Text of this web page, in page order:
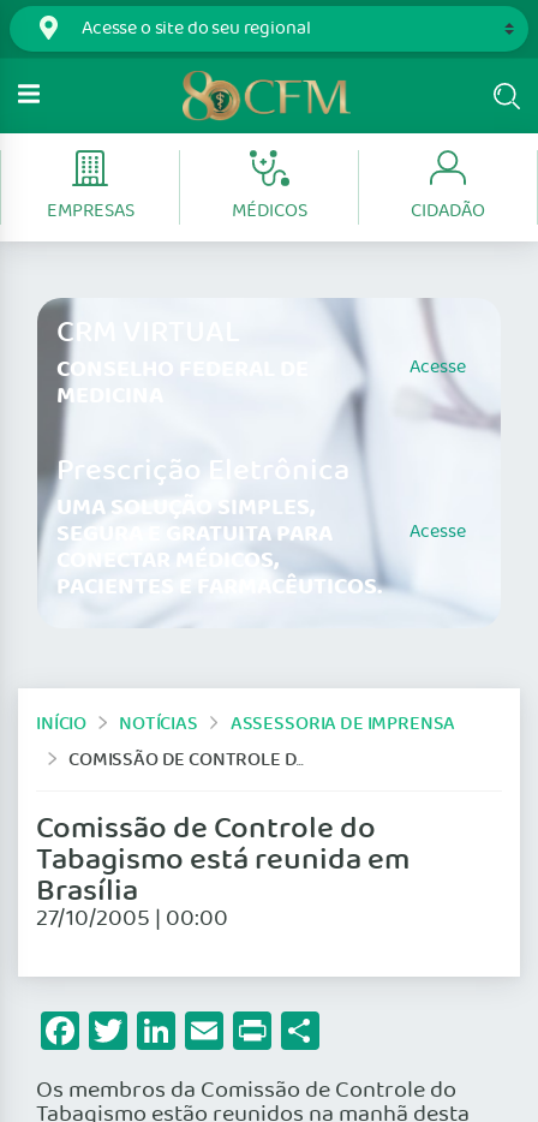
EMPRESAS MÉDICOS CIDADÃO
CRM VIRTUAL
CONSELHO FEDERAL DE
MEDICINA
Acesse
Prescrição Eletrônica
UMA SOLUÇÃO SIMPLES,
SEGURA E GRATUITA PARA
CONECTAR MÉDICOS,
PACIENTES E FARMACÊUTICOS.
Acesse
INÍCIO NOTÍCIAS
ASSESSORIA DE IMPRENSA
COMISSÃO DE CONTROLE DO TABAGISMO ESTÁ REUNIDA EM BRASÍLIA
Comissão de Controle do
Tabagismo está reunida em
Brasília
27/10/2005 | 00:00
Facebook
Twitter
LinkedIn
Email
Print
Os membros da Comissão de Controle do